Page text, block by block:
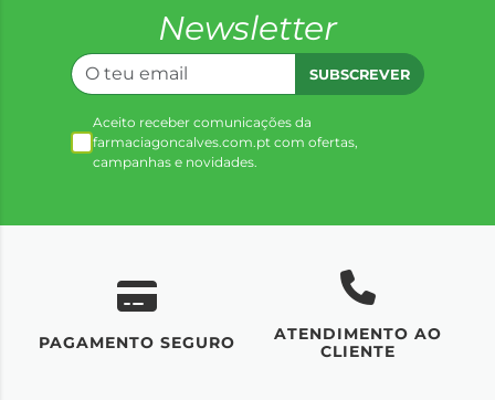
Newsletter
SUBSCREVER
Aceito receber comunicações da
farmaciagoncalves.com.pt com ofertas,
campanhas e novidades.
PAGAMENTO SEGURO
ATENDIMENTO AO
CLIENTE